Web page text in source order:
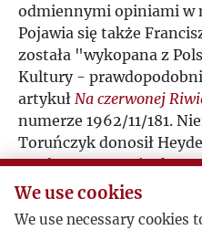
odmiennymi opiniami w
Pojawia się także
została "wykopana z
Kultury -
artykuł Na czerwonej
numerze 1962/11/181.
Toruńczyk donosił
-załączamy wycinek.
Postacie
We use cookies
We use necessary cookies